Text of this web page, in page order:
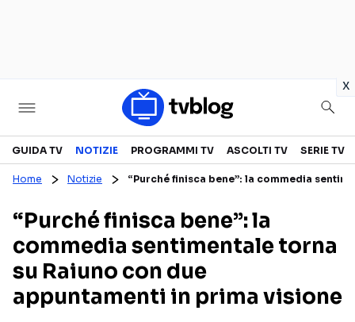
x
Televisione
CANALI TV
PROGRAMMI TV
PERSONAGGI TV
SERIE TV
REALITY SHOW
FICTION
GUIDA TV NOTIZIE PROGRAMMI TV ASCOLTI TV SERIE TV
Home Notizie “Purché finisca bene”: la commedia
“Purché finisca bene”: la
commedia sentimentale torna
su Raiuno con due
appuntamenti in prima visione